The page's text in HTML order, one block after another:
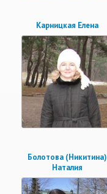
Карницкая Елена
Болотова (Никитина)
Наталия